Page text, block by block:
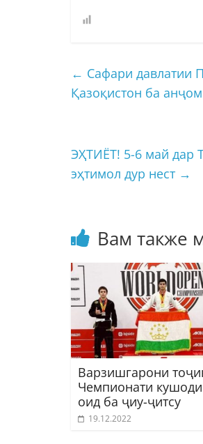
← Сафари давлатии
Қазоқистон ба
ЭҲТИЁТ! 5-6 май дар
эҳтимол дур нест →
Вам также
Варзишгарони
Чемпионати
оид ба ҷиу-ҷитсу
19.12.2022